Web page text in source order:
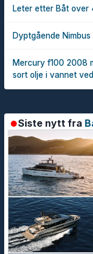
Leter etter Båt over
Dyptgående
Mercury f100 2008
sort olje i vannet
Siste nytt fra